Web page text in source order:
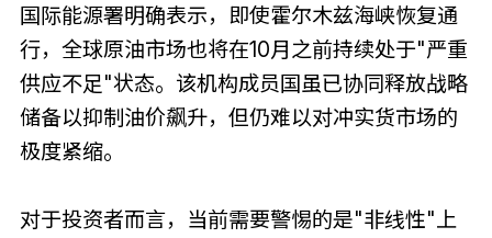
国际能源署明确表示，即使霍尔木兹海峡恢复通
行，全球原油市场也将在10月之前持续处于"严重
供应不足"状态。该机构成员国虽已协同释放战略
储备以抑制油价飙升，但仍难以对冲实货市场的
极度紧缩。
对于投资者而言，当前需要警惕的是"非线性"上